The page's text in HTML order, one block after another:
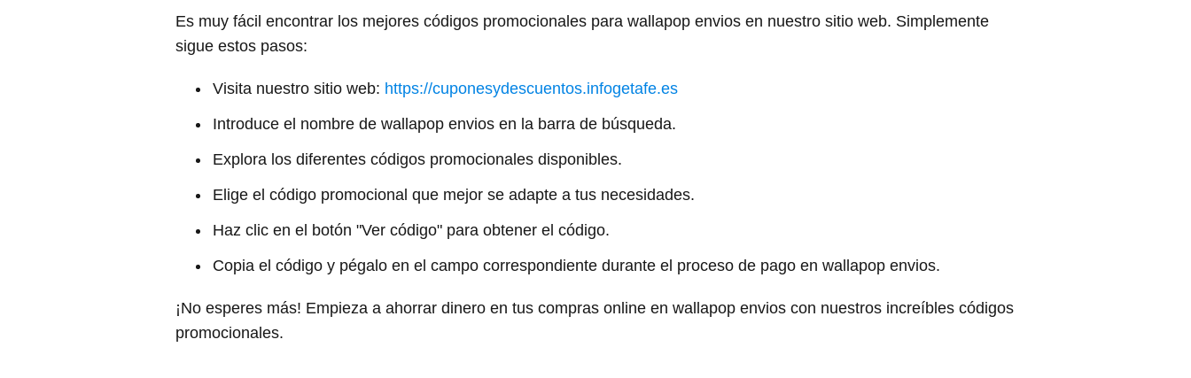
Es muy fácil encontrar los mejores códigos promocionales para wallapop envios en nuestro sitio web. Simplemente
sigue estos pasos:
Visita nuestro sitio web: https://cuponesydescuentos.infogetafe.es
Introduce el nombre de wallapop envios en la barra de búsqueda.
Explora los diferentes códigos promocionales disponibles.
Elige el código promocional que mejor se adapte a tus necesidades.
Haz clic en el botón "Ver código" para obtener el código.
Copia el código y pégalo en el campo correspondiente durante el proceso de pago en wallapop envios.
¡No esperes más! Empieza a ahorrar dinero en tus compras online en wallapop envios con nuestros increíbles códigos
promocionales.